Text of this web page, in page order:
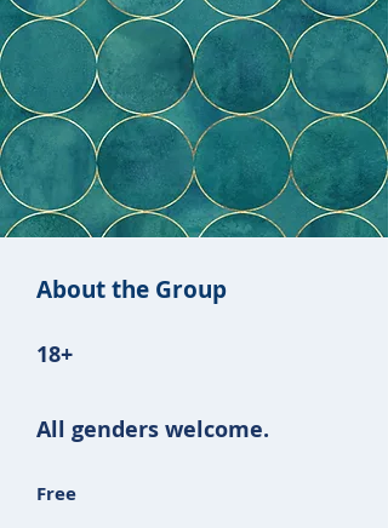
About the Group
18+
All genders welcome.
Free